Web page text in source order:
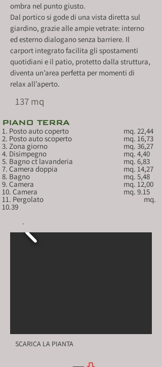
ombra nel punto giusto.
Dal portico si gode di una vista diretta sul
giardino, grazie alle ampie vetrate: interno
ed esterno dialogano senza barriere. Il
carport integrato facilita gli spostamenti
quotidiani e il patio, protetto dalla struttura,
diventa un’area perfetta per momenti di
relax all’aperto.
137 mq
PIANO TERRA
1. Posto auto coperto			mq. 22,44
2. Posto auto scoperto			mq. 16,73
3. Zona giorno				mq. 36,27
4. Disimpegno				mq. 4,40
5. Bagno ct lavanderia			mq. 6,83
7. Camera doppia				mq. 14,27
8. Bagno					mq. 5,48
9. Camera 					mq. 12,00
10. Camera					mq. 9.15
11. Pergolato					mq.
10.39
	.
SCARICA LA PIANTA